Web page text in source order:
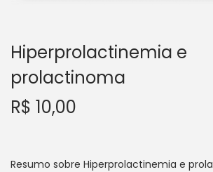
ã
o
Hiperprolactinemia e
prolactinoma
R$ 10,00
Resumo sobre Hiperprolactinemia e